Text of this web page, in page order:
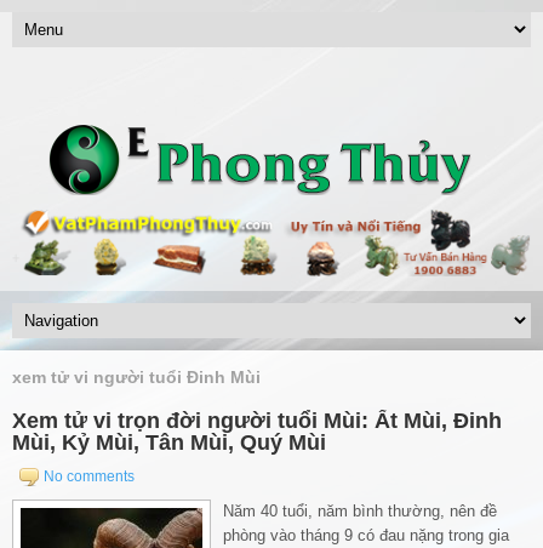
xem tử vi người tuổi Đinh Mùi
Xem tử vi trọn đời người tuổi Mùi: Ất Mùi, Đinh
Mùi, Kỷ Mùi, Tân Mùi, Quý Mùi
No comments
Năm 40 tuổi, năm bình thường, nên đề
phòng vào tháng 9 có đau nặng trong gia